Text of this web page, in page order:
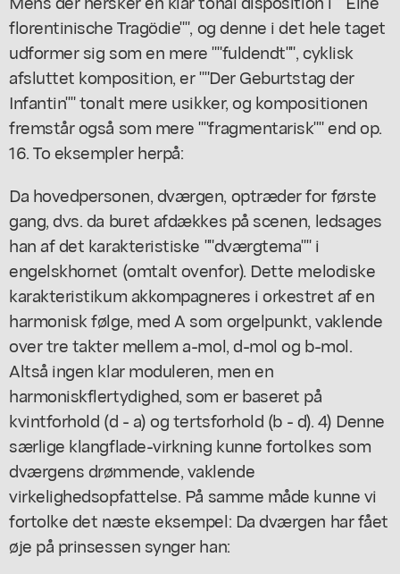
florentinische Tragödie"", og denne i det hele taget
udformer sig som en mere ""fuldendt"", cyklisk
afsluttet komposition, er ""Der Geburtstag der
Infantin"" tonalt mere usikker, og kompositionen
fremstår også som mere ""fragmentarisk"" end op.
16. To eksempler herpå:
Da hovedpersonen, dværgen, optræder for første
gang, dvs. da buret afdækkes på scenen, ledsages
han af det karakteristiske ""dværgtema"" i
engelskhornet (omtalt ovenfor). Dette melodiske
karakteristikum akkompagneres i orkestret af en
harmonisk følge, med A som orgelpunkt, vaklende
over tre takter mellem a-mol, d-mol og b-mol.
Altså ingen klar moduleren, men en
harmoniskflertydighed, som er baseret på
kvintforhold (d - a) og tertsforhold (b - d). 4) Denne
særlige klangflade-virkning kunne fortolkes som
dværgens drømmende, vaklende
virkelighedsopfattelse. På samme måde kunne vi
fortolke det næste eksempel: Da dværgen har fået
øje på prinsessen synger han: